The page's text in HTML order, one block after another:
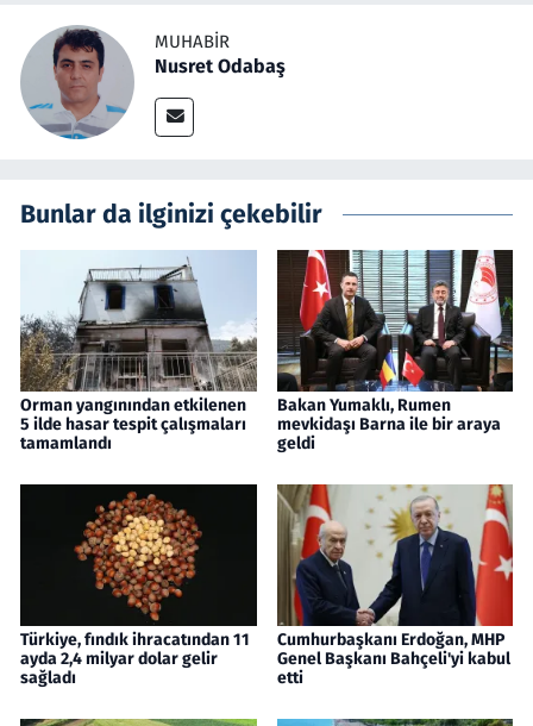
MUHABIR
Nusret Odabaş
Bunlar da ilginizi çekebilir
Orman yangınından etkilenen
5 ilde hasar tespit çalışmaları
tamamlandı
Bakan Yumaklı, Rumen
mevkidaşı Barna ile bir araya
geldi
Türkiye, fındık ihracatından 11
ayda 2,4 milyar dolar gelir
sağladı
Cumhurbaşkanı Erdoğan, MHP
Genel Başkanı Bahçeli'yi kabul
etti